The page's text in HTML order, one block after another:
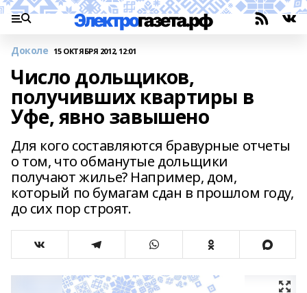
Доколе 15 ОКТЯБРЯ 2012, 12:01
Число дольщиков,
получивших квартиры в
Уфе, явно завышено
Для кого составляются бравурные отчеты
о том, что обманутые дольщики
получают жилье? Например, дом,
который по бумагам сдан в прошлом году,
до сих пор строят.